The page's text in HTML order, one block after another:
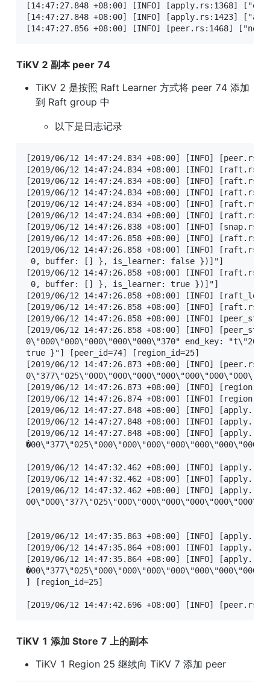
[14:47:27.848 +08:00] [INFO] [apply.rs:1368]
[14:47:27.848 +08:00] [INFO] [apply.rs:1423]
[14:47:27.856 +08:00] [INFO] [peer.rs:1468]
TiKV 2 副本 peer 74
TiKV 2 是按照 Raft Learner 方式将 peer 74 添加
到 Raft group 中
以下是日志记录
[2019/06/12 14:47:24.834 +08:00] [INFO]
[2019/06/12 14:47:24.834 +08:00] [INFO]
[2019/06/12 14:47:24.834 +08:00] [INFO]
[2019/06/12 14:47:24.834 +08:00] [INFO]
[2019/06/12 14:47:24.834 +08:00] [INFO]
[2019/06/12 14:47:24.834 +08:00] [INFO]
[2019/06/12 14:47:26.838 +08:00] [INFO]
[2019/06/12 14:47:26.858 +08:00] [INFO]
[2019/06/12 14:47:26.858 +08:00] [INFO]
0, buffer: [] }, is_learner: false })]"]
[2019/06/12 14:47:26.858 +08:00] [INFO]
0, buffer: [] }, is_learner: true })]"]
[2019/06/12 14:47:26.858 +08:00] [INFO]
[2019/06/12 14:47:26.858 +08:00] [INFO]
[2019/06/12 14:47:26.858 +08:00] [INFO]
[2019/06/12 14:47:26.858 +08:00] [INFO]
0\"000\"000\"000\"000\"000\"370" end_key:
true }"] [peer_id=74] [region_id=25]
[2019/06/12 14:47:26.873 +08:00] [INFO]
[2019/06/12 14:47:26.873 +08:00] [INFO]
[2019/06/12 14:47:26.874 +08:00] [INFO]
[2019/06/12 14:47:27.848 +08:00] [INFO]
[2019/06/12 14:47:27.848 +08:00] [INFO]
[2019/06/12 14:47:27.848 +08:00] [INFO]
[2019/06/12 14:47:32.462 +08:00] [INFO]
[2019/06/12 14:47:32.462 +08:00] [INFO]
[2019/06/12 14:47:32.462 +08:00] [INFO]
[2019/06/12 14:47:35.863 +08:00] [INFO]
[2019/06/12 14:47:35.864 +08:00] [INFO]
[2019/06/12 14:47:35.864 +08:00] [INFO]
] [region_id=25]
[2019/06/12 14:47:42.696 +08:00] [INFO]
TiKV 1 添加 Store 7 上的副本
TiKV 1 Region 25 继续向 TiKV 7 添加 peer